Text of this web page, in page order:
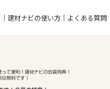
建材ナビの使い方 よくある質問